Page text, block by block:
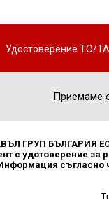
Удостоверение ТО/ТА
Приемаме
ГРУП БЪЛГАРИЯ
с удотоверение за
съгласно